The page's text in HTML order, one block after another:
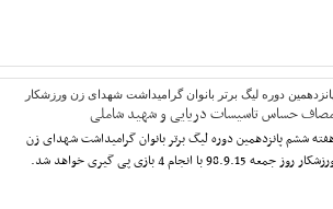
پانزدهمین دوره لیگ برتر بانوان گرامیداشت شهدای زن ورزشکار
حساس تاسیسات دریایی و شهید شاملی
ششم پانزدهمین دوره لیگ برتر بانوان گرامیداشت شهدای زن
روز جمعه 98.9.15 با انجام 4 بازی پی گیری خواهد شد.